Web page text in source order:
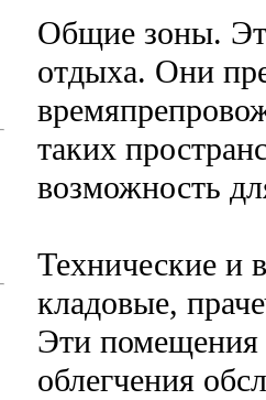
Общие зоны.
отдыха. Они
таких
возможность
Технические и
кладовые,
Эти
облегчения